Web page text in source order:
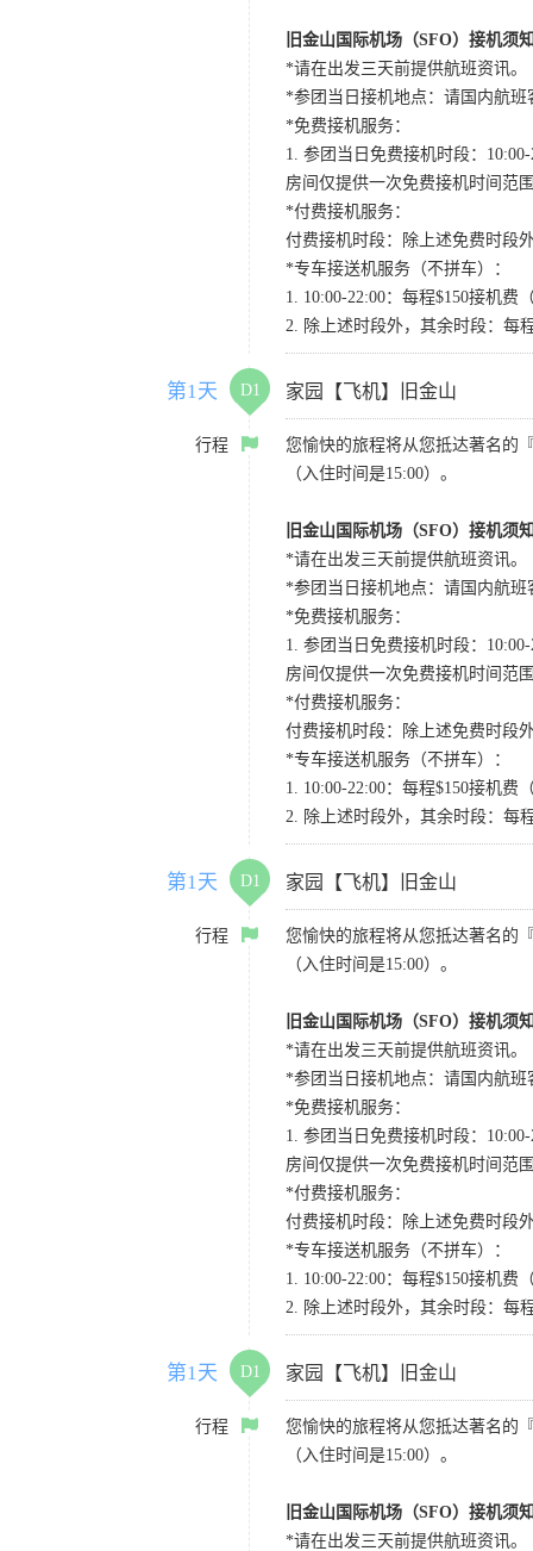
旧金山国际机场（SFO）接机须
*请在出发三天前提供航班资讯。
*参团当日接机地点：请国内航班
*免费接机服务：
1. 参团当日免费接机时段：
房间仅提供一次免费接机时间范
*付费接机服务：
付费接机时段：除上述免费时段
*专车接送机服务（不拼车）：
1. 10:00-22:00：每程$150接机
2. 除上述时段外，其余时段：每
第1天 D1 家园【飞机】旧金山
行程
您愉快的旅程将从您抵达著名的
（入住时间是15:00）。
旧金山国际机场（SFO）接机须
*请在出发三天前提供航班资讯。
*参团当日接机地点：请国内航班
*免费接机服务：
1. 参团当日免费接机时段：
房间仅提供一次免费接机时间范
*付费接机服务：
付费接机时段：除上述免费时段
*专车接送机服务（不拼车）：
1. 10:00-22:00：每程$150接机
2. 除上述时段外，其余时段：每
第1天 D1 家园【飞机】旧金山
行程
您愉快的旅程将从您抵达著名的
（入住时间是15:00）。
旧金山国际机场（SFO）接机须
*请在出发三天前提供航班资讯。
*参团当日接机地点：请国内航班
*免费接机服务：
1. 参团当日免费接机时段：
房间仅提供一次免费接机时间范
*付费接机服务：
付费接机时段：除上述免费时段
*专车接送机服务（不拼车）：
1. 10:00-22:00：每程$150接机
2. 除上述时段外，其余时段：每
第1天 D1 家园【飞机】旧金山
行程
您愉快的旅程将从您抵达著名的
（入住时间是15:00）。
旧金山国际机场（SFO）接机须
*请在出发三天前提供航班资讯。